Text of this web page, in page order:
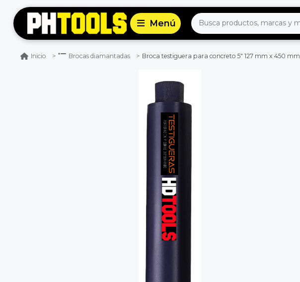
Inicio Brocas diamantadas Broca testiguera para concreto 5" 127 mm x 450 mm